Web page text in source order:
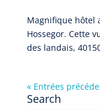
Magnifique hôtel
Hossegor. Cette
des landais,
« Entrées
Search